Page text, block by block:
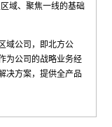
域、聚焦一线的基础
域公司，即北方公
为公司的战略业务经
决方案，提供全产品